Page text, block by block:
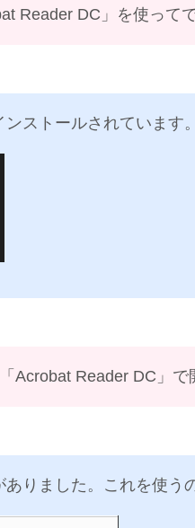
Reader DC」を使ってで
ストールされています。
Acrobat Reader DC」で
りました。これを使う